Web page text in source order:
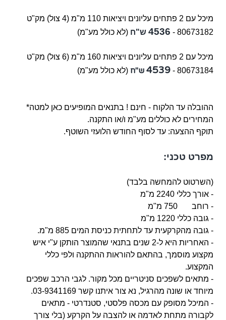
מיכל עם 2 פתחים עליונים ויציאות 110 מ"מ (4 צול)
מק"ט
80673182 -
4536 ש"ח (לא כולל מע"מ)
מיכל עם 2 פתחים עליונים ויציאות 160 מ"מ (6 צול)
מק"ט
80673184 -
4539 ש"ח (לא כולל מע"מ)
ההובלה עד הלקוח - חינם ! בתנאים המופיעים כאן למטה*
המחירים לא כוללים מע"מ ו/או התקנה.
תוקף ההצעה: עד לסוף החודש הלועזי השוטף.
מפרט טכני:
(השרטוט להמחשה בלבד)
- אורך כללי 2240 מ"מ
- רוחב 750 מ"מ
- גובה כללי 1220 מ"מ
- גובה מהקרקעית עד לתחתית כניסת המים 885 מ"מ.
- האחריות היא ל-2 שנים בתנאי שהמוצר הותקן ע"י איש
מקצוע מוסמך, בהתאם להוראות ההתקנה ולפי כללי
המקצוע.
- מתאים לשפכים סניטריים מכל מקור. לגבי הרכב שפכים
מיוחד או שונה מהרגיל, נא צור איתנו קשר 03-9341169.
- המיכל מסופק עם מכסה פלסטי, סטנדרטי - מתאים
לקבורה מתחת לאדמה או להצבה על הקרקע (בלי צורך